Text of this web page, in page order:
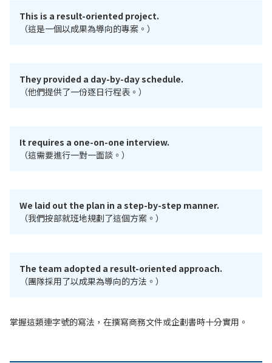
This is a result-oriented project.
（這是一個以成果為導向的專案。）
They provided a day-by-day schedule.
（他們提供了一份逐日行程表。）
It requires a one-on-one interview.
（這需要進行一對一面談。）
We laid out the plan in a step-by-step manner.
（我們按部就班地規劃了這個方案。）
The team adopted a result-oriented approach.
（團隊採用了以成果為導向的方法。）
掌握這類連字號的寫法，在撰寫商務文件或企劃書時十分實用。